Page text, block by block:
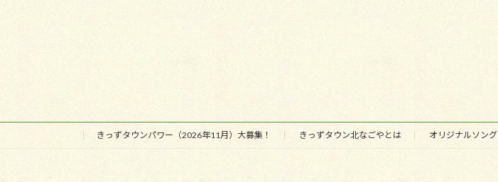
きっずタウンパワー（2026年11月）大募集！ きっずタウン北なごやとは オリジナルソング